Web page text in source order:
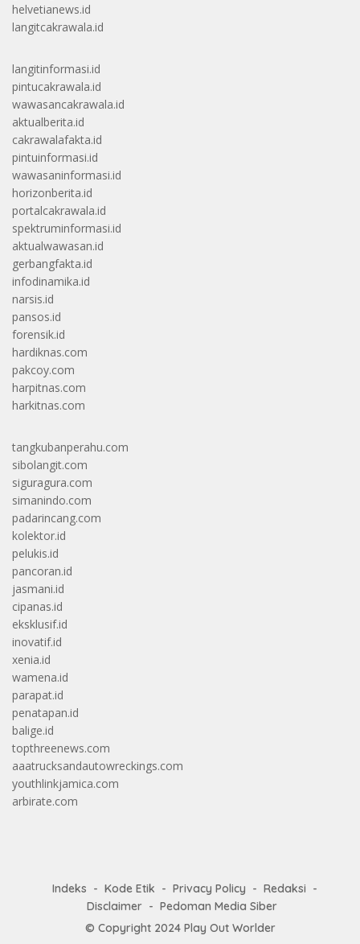
helvetianews.id
langitcakrawala.id
langitinformasi.id
pintucakrawala.id
wawasancakrawala.id
aktualberita.id
cakrawalafakta.id
pintuinformasi.id
wawasaninformasi.id
horizonberita.id
portalcakrawala.id
spektruminformasi.id
aktualwawasan.id
gerbangfakta.id
infodinamika.id
narsis.id
pansos.id
forensik.id
hardiknas.com
pakcoy.com
harpitnas.com
harkitnas.com
tangkubanperahu.com
sibolangit.com
siguragura.com
simanindo.com
padarincang.com
kolektor.id
pelukis.id
pancoran.id
jasmani.id
cipanas.id
eksklusif.id
inovatif.id
xenia.id
wamena.id
parapat.id
penatapan.id
balige.id
topthreenews.com
aaatrucksandautowreckings.com
youthlinkjamica.com
arbirate.com
Indeks Kode Etik Privacy Policy
Redaksi
Disclaimer
Pedoman Media Siber
© Copyright 2024 Play Out Worlder